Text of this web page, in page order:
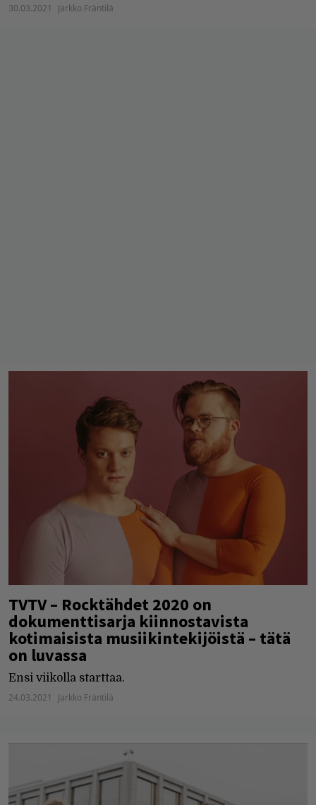
30.03.2021 Jarkko Fräntilä
TVTV – Rocktähdet 2020 on
dokumenttisarja kiinnostavista
kotimaisista musiikintekijöistä – tätä
on luvassa
Ensi viikolla starttaa.
24.03.2021 Jarkko Fräntilä